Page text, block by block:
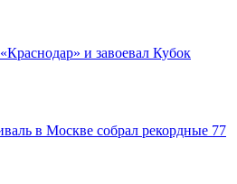
и завоевал Кубок
в Москве собрал рекордные 77